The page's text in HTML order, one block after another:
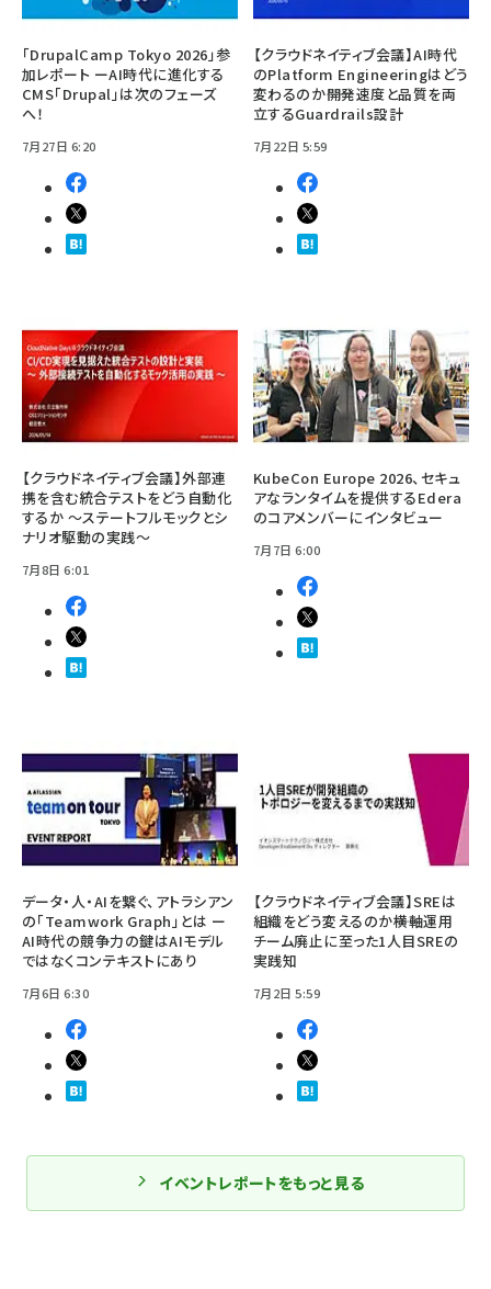
「DrupalCamp Tokyo 2026」参
加レポート ーAI時代に進化する
CMS「Drupal」は次のフェーズ
へ！
7月27日 6:20
【クラウドネイティブ会議】AI時代
のPlatform Engineeringはどう
変わるのか――開発速度と品質を両
立するGuardrails設計
7月22日 5:59
【クラウドネイティブ会議】外部連
携を含む統合テストをどう自動化
するか ～ステートフルモックとシ
ナリオ駆動の実践～
7月8日 6:01
KubeCon Europe 2026、セキュ
アなランタイムを提供するEdera
のコアメンバーにインタビュー
7月7日 6:00
データ・人・AIを繋ぐ、アトラシアン
の「Teamwork Graph」とは ー
AI時代の競争力の鍵はAIモデル
ではなくコンテキストにあり
7月6日 6:30
【クラウドネイティブ会議】SREは
組織をどう変えるのか――横軸運用
チーム廃止に至った1人目SREの
実践知
7月2日 5:59
イベントレポートをもっと見る